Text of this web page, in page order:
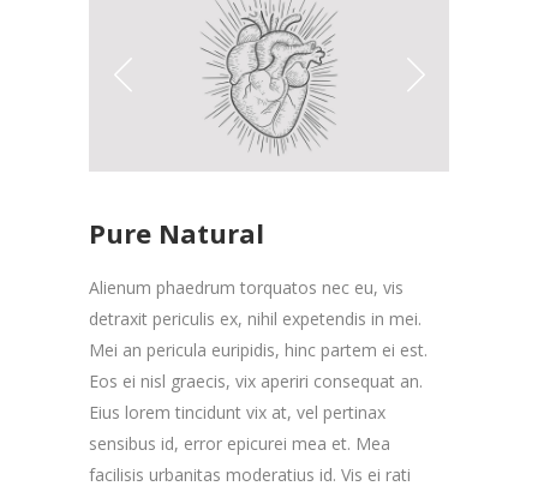
Pure Natural
Alienum phaedrum torquatos nec eu, vis
detraxit periculis ex, nihil expetendis in mei.
Mei an pericula euripidis, hinc partem ei est.
Eos ei nisl graecis, vix aperiri consequat an.
Eius lorem tincidunt vix at, vel pertinax
sensibus id, error epicurei mea et. Mea
facilisis urbanitas moderatius id. Vis ei rati